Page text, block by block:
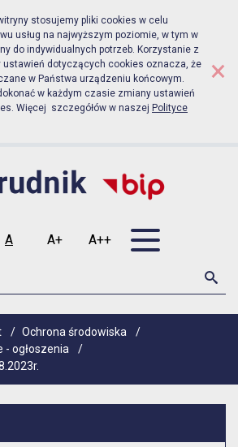
Publicznej
zawartości
stosujemy pliki cookies w celu
usług na najwyższym poziomie, w tym w
do indywidualnych potrzeb. Korzystanie z
ustawień dotyczących cookies oznacza, że
w Państwa urządzeniu końcowym.
w każdym czasie zmiany ustawień
Więcej szczegółów w naszej Polityce
×
kontrast
A
Czcionka domyślna
A+
Czcionka średnia
A++
Czcionka duża
/ Ochrona środowiska
/
- ogłoszenia
/